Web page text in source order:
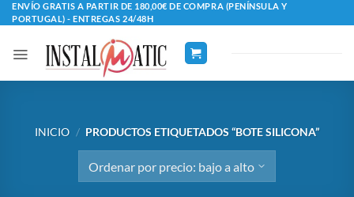
Saltar
al
contenido
ENVÍO GRATIS A PARTIR DE 180,00€ DE COMPRA (PENÍNSULA Y
PORTUGAL) - ENTREGAS 24/48H
INICIO / PRODUCTOS ETIQUETADOS “BOTE SILICONA”